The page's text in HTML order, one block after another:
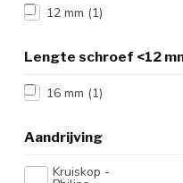
12 mm (1)
Lengte schroef <12
16 mm (1)
Aandrijving
Kruiskop -